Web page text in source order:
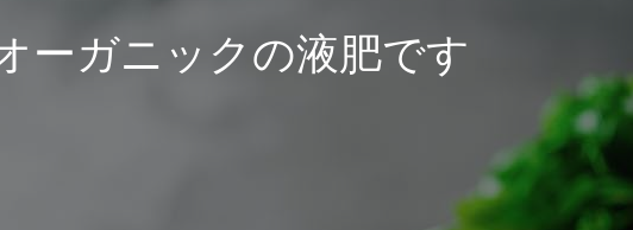
ーガニックの液肥です